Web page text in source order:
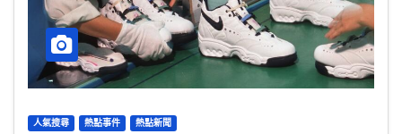
人氣搜尋 熱點事件 熱點新聞